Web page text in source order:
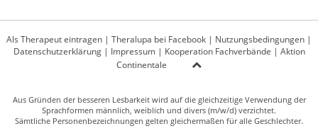
Als Therapeut eintragen | Theralupa bei Facebook | Nutzungsbedingungen |
Datenschutzerklärung| Impressum| Kooperation Fachverbände | Aktion
Continentale
Aus Gründen der besseren Lesbarkeit wird auf die gleichzeitige Verwendung der
Sprachformen männlich, weiblich und divers (m/w/d) verzichtet.
Sämtliche Personenbezeichnungen gelten gleichermaßen für alle Geschlechter.